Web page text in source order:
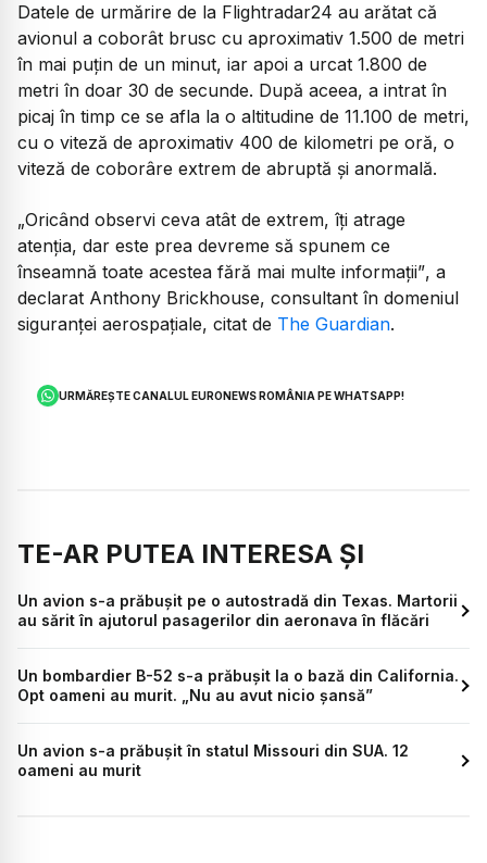
Datele de urmărire de la Flightradar24 au arătat că
avionul a coborât brusc cu aproximativ 1.500 de metri
în mai puțin de un minut, iar apoi a urcat 1.800 de
metri în doar 30 de secunde. După aceea, a intrat în
picaj în timp ce se afla la o altitudine de 11.100 de metri,
cu o viteză de aproximativ 400 de kilometri pe oră, o
viteză de coborâre extrem de abruptă și anormală.
„Oricând observi ceva atât de extrem, îți atrage
atenția, dar este prea devreme să spunem ce
înseamnă toate acestea fără mai multe informații”, a
declarat Anthony Brickhouse, consultant în domeniul
siguranței aerospațiale, citat de The Guardian.
URMĂREȘTE CANALUL EURONEWS ROMÂNIA PE WHATSAPP!
TE-AR PUTEA INTERESA ȘI
Un avion s-a prăbușit pe o autostradă din Texas. Martorii
au sărit în ajutorul pasagerilor din aeronava în flăcări
Un bombardier B-52 s-a prăbușit la o bază din California.
Opt oameni au murit. „Nu au avut nicio șansă”
Un avion s-a prăbușit în statul Missouri din SUA. 12
oameni au murit